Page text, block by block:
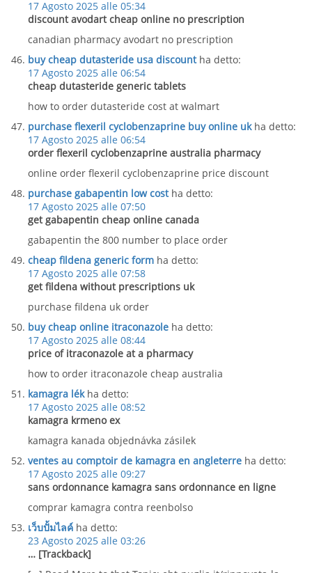
17 Agosto 2025 alle 05:34
discount avodart cheap online no prescription
canadian pharmacy avodart no prescription
buy cheap dutasteride usa discount ha detto:
17 Agosto 2025 alle 06:54
cheap dutasteride generic tablets
how to order dutasteride cost at walmart
purchase flexeril cyclobenzaprine buy online uk ha detto:
17 Agosto 2025 alle 06:54
order flexeril cyclobenzaprine australia pharmacy
online order flexeril cyclobenzaprine price discount
purchase gabapentin low cost ha detto:
17 Agosto 2025 alle 07:50
get gabapentin cheap online canada
gabapentin the 800 number to place order
cheap fildena generic form ha detto:
17 Agosto 2025 alle 07:58
get fildena without prescriptions uk
purchase fildena uk order
buy cheap online itraconazole ha detto:
17 Agosto 2025 alle 08:44
price of itraconazole at a pharmacy
how to order itraconazole cheap australia
kamagra lék ha detto:
17 Agosto 2025 alle 08:52
kamagra krmeno ex
kamagra kanada objednávka zásilek
ventes au comptoir de kamagra en angleterre ha detto:
17 Agosto 2025 alle 09:27
sans ordonnance kamagra sans ordonnance en ligne
comprar kamagra contra reenbolso
เว็บปั้มไลค์ ha detto:
23 Agosto 2025 alle 03:26
… [Trackback]